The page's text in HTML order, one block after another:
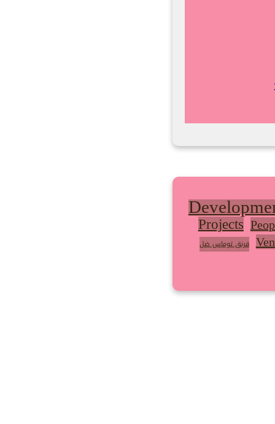
Projects
قرنق توماس ضل